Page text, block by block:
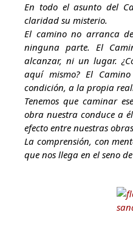
En todo el asunto del
claridad su misterio.
El camino no arranca
ninguna parte. El
alcanzar, ni un lugar.
aquí mismo? El
condición, a la propia
Tenemos que caminar
obra nuestra conduce a
efecto entre nuestras
La comprensión, con
que nos llega en el seno